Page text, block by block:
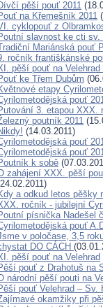
pěší pouť 2011
na Křemešník 2011
cyklopouť z
slavnost ke cti sv.
Mariánská pouť
ročník františkánské
pěší pouť na
ke Třem Dubům
etapy
pouť
3. etapou XXX.
poutník 2011
(14.03.2011)
pouť
pouť
k sobě
zahájení XXX. pěší
a odkud letos pěšky
ročník - jubilejní
písnička Nadešel
pouť
v poločase, 3,5
DO CÁCH
pěší pouť na Velehrad
pouť z Drahotuš na
národní pěší pouti na
pouť Velehrad – Sv.
okamžiky při